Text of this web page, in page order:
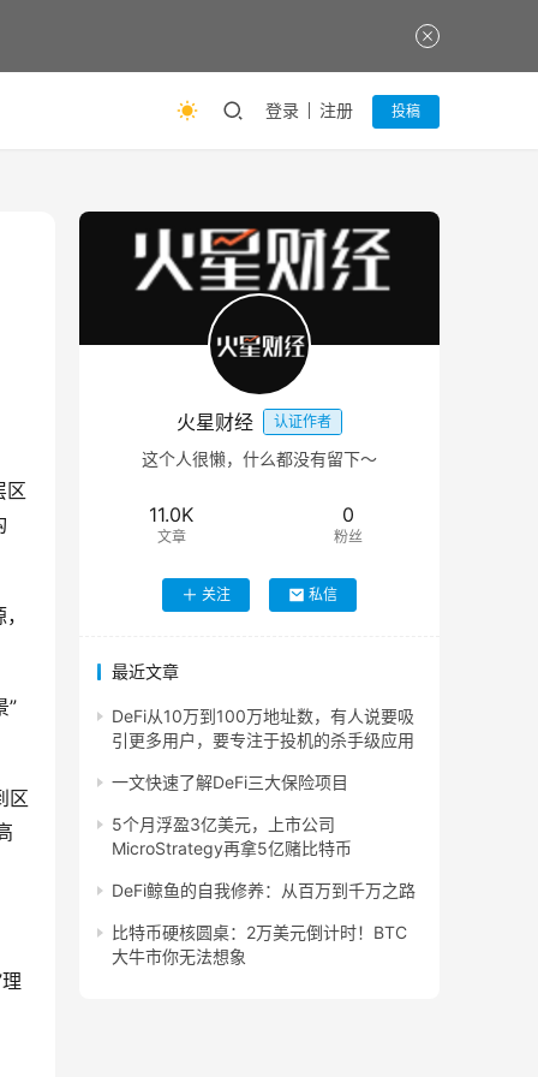
登录 注册 投稿
区
”
区
火星财经 认证作者
这个人很懒，什么都没有留下～
11.0K
文章
0
粉丝
关注 私信
最近文章
DeFi从10万到100万地址数，有人说要吸
引更多用户，要专注于投机的杀手级应用
一文快速了解DeFi三大保险项目
5个月浮盈3亿美元，上市公司
MicroStrategy再拿5亿赌比特币
DeFi鲸鱼的自我修养：从百万到千万之路
比特币硬核圆桌：2万美元倒计时！BTC
大牛市你无法想象